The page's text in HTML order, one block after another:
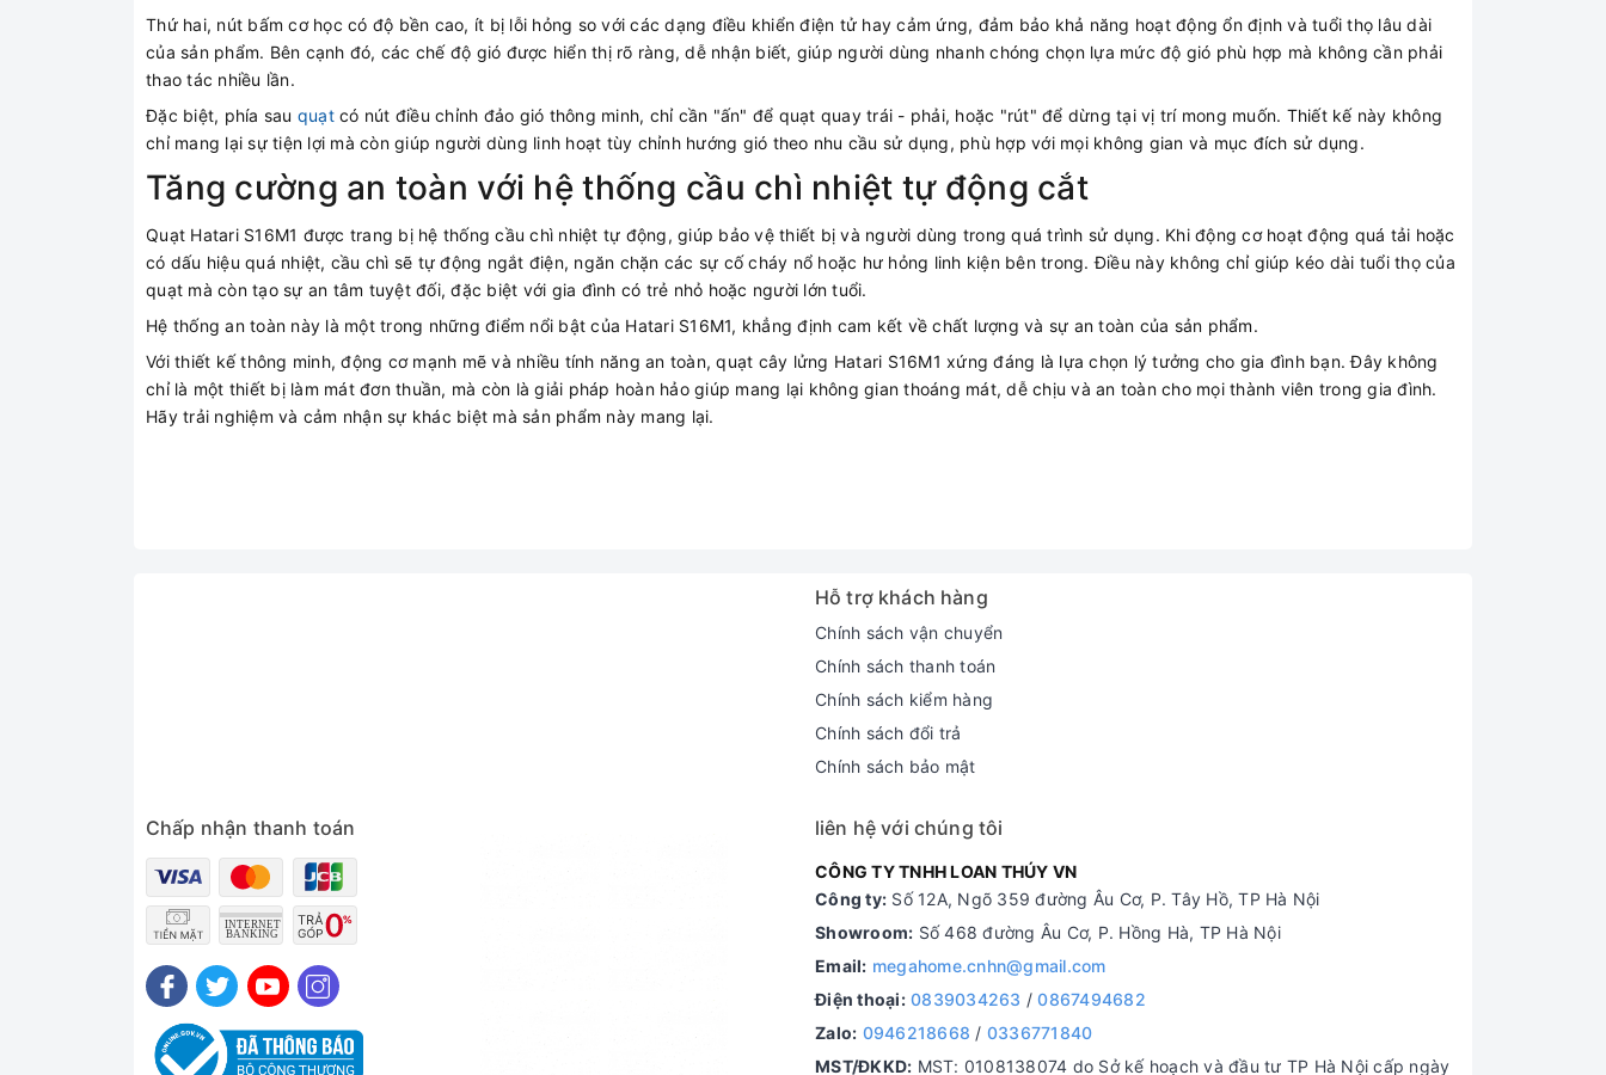
Thứ hai, nút bấm cơ học có độ bền cao, ít bị lỗi hỏng so với các dạng điều khiển điện tử hay cảm ứng, đảm bảo khả năng hoạt động ổn định và tuổi thọ lâu dài
của sản phẩm. Bên cạnh đó, các chế độ gió được hiển thị rõ ràng, dễ nhận biết, giúp người dùng nhanh chóng chọn lựa mức độ gió phù hợp mà không cần phải
thao tác nhiều lần.
Đặc biệt, phía sau quạtcó nút điều chỉnh đảo gió thông minh, chỉ cần "ấn" để quạt quay trái - phải, hoặc "rút" để dừng tại vị trí mong muốn. Thiết kế này không
chỉ mang lại sự tiện lợi mà còn giúp người dùng linh hoạt tùy chỉnh hướng gió theo nhu cầu sử dụng, phù hợp với mọi không gian và mục đích sử dụng.
Tăng cường an toàn với hệ thống cầu chì nhiệt tự động cắt
Quạt Hatari S16M1 được trang bị hệ thống cầu chì nhiệt tự động, giúp bảo vệ thiết bị và người dùng trong quá trình sử dụng. Khi động cơ hoạt động quá tải hoặc
có dấu hiệu quá nhiệt, cầu chì sẽ tự động ngắt điện, ngăn chặn các sự cố cháy nổ hoặc hư hỏng linh kiện bên trong. Điều này không chỉ giúp kéo dài tuổi thọ của
quạt mà còn tạo sự an tâm tuyệt đối, đặc biệt với gia đình có trẻ nhỏ hoặc người lớn tuổi.
Hệ thống an toàn này là một trong những điểm nổi bật của Hatari S16M1, khẳng định cam kết về chất lượng và sự an toàn của sản phẩm.
Với thiết kế thông minh, động cơ mạnh mẽ và nhiều tính năng an toàn, quạt cây lửng Hatari S16M1 xứng đáng là lựa chọn lý tưởng cho gia đình bạn. Đây không
chỉ là một thiết bị làm mát đơn thuần, mà còn là giải pháp hoàn hảo giúp mang lại không gian thoáng mát, dễ chịu và an toàn cho mọi thành viên trong gia đình.
Hãy trải nghiệm và cảm nhận sự khác biệt mà sản phẩm này mang lại.
Hỗ trợ khách hàng
Chính sách vận chuyển
Chính sách thanh toán
Chính sách kiểm hàng
Chính sách đổi trả
Chính sách bảo mật
Chấp nhận thanh toán liên hệ với chúng tôi
CÔNG TY TNHH LOAN THÚY VN
Công ty: Số 12A, Ngõ 359 đường Âu Cơ, P. Tây Hồ, TP Hà Nội
Showroom: Số 468 đường Âu Cơ, P. Hồng Hà, TP Hà Nội
Email: megahome.cnhn@gmail.com
Điện thoại: 0839034263 /0867494682
Zalo: 0946218668 / 0336771840
MST/ĐKKD: MST: 0108138074 do Sở kế hoạch và đầu tư TP Hà Nội cấp ngày